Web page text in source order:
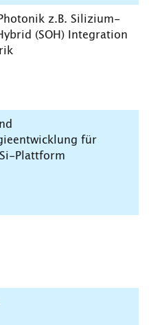
z.B. Silizium-
(SOH) Integration
für
Plattform